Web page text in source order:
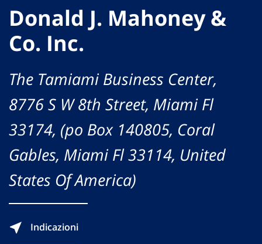
Donald J. Mahoney &
Co. Inc.
The Tamiami Business Center,
8776 S W 8th Street, Miami Fl
33174, (po Box 140805, Coral
Gables, Miami Fl 33114, United
States Of America)
Indicazioni